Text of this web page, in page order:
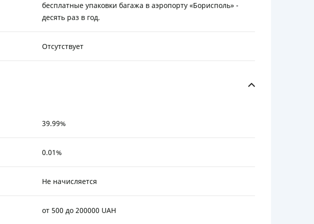
бесплатные упаковки багажа в аэропорту «Борисполь» -
десять раз в год.
Отсутствует
39.99%
0.01%
Не начисляется
от 500 до 200000 UAH